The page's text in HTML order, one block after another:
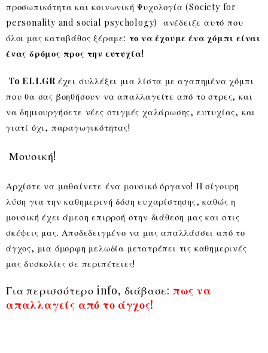
προσωπικότητα και κοινωνική Ψυχολογία (Society for
personality and social psychology) ανέδειξε αυτό που
όλοι μας καταβάθος ξέραμε: το να έχουμε ένα χόμπι είναι
ένας δρόμος προς την ευτυχία!
To ELI.GR έχει συλλέξει μια λίστα με αγαπημένα χόμπι
που θα σας βοηθήσουν να απαλλαγείτε από το στρες, και
να δημιουργήσετε νέες στιγμές χαλάρωσης, ευτυχίας, και
γιατί όχι, παραγωγικότητας!
Μουσική!
Αρχίστε να μαθαίνετε ένα μουσικό όργανο! Η σίγουρη
λύση για την καθημερινή δόση ευχαρίστησης, καθώς η
μουσική έχει άμεση επιρροή στην διάθεση μας και στις
σκέψεις μας. Αποδεδειγμένο να μας απαλλάσσει από το
άγχος, μια όμορφη μελωδία μετατρέπει τις καθημερινές
μας δυσκολίες σε περιπέτειες!
Για περισσότερο info, διάβασε: πως να
απαλλαγείς από το άγχος!